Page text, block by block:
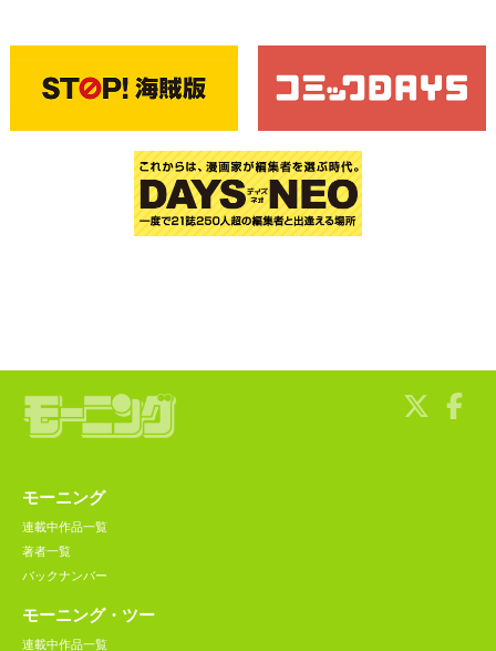
モーニング
連載中作品一覧
著者一覧
バックナンバー
モーニング・ツー
連載中作品一覧